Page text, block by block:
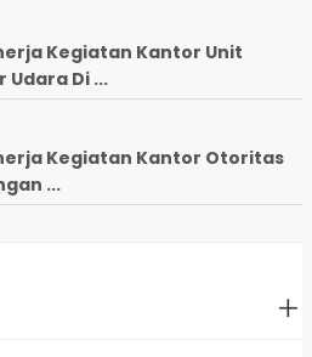
Kegiatan Kantor Unit
Di ...
Kegiatan Kantor Otoritas
...